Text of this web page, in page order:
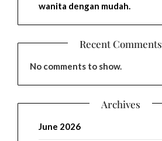
wanita dengan mudah.
Recent Comments
No comments to show.
Archives
June 2026